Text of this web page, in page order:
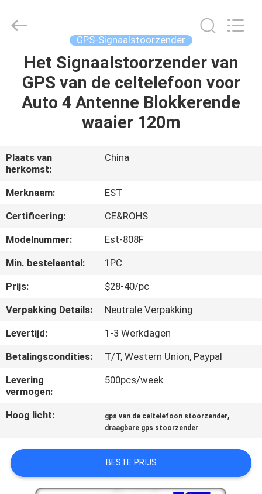
THUIS
PRODUCTEN
ONGEVEER
ONS
FABRIEKSRONDLEIDING
KWALITEITSCONTROLE
CONTACTEER
ONS
NIEUWS
GEVALLEN
OFFERTE
AANVRAGEN
ELECTRONICS(HK)
CO.,LTD.
Reserved.
GPS-Signaalstoorzender
Het Signaalstoorzender van
GPS van de celtelefoon voor
Auto 4 Antenne Blokkerende
waaier 120m
Plaats van
herkomst:
China
Merknaam:
EST
Certificering:
CE&ROHS
Modelnummer:
Est-808F
Min. bestelaantal:
1PC
Prijs:
$28-40/pc
Verpakking Details:
Neutrale Verpakking
Levertijd:
1-3 Werkdagen
Betalingscondities:
T/T, Western Union, Paypal
Levering
vermogen:
500pcs/week
Hoog licht: gps van de celtelefoon stoorzender,
draagbare gps stoorzender
BESTE PRIJS